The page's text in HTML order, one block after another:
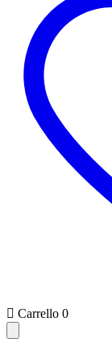
 Carrello 0